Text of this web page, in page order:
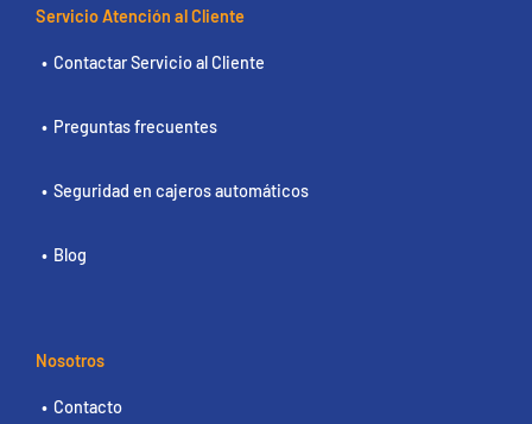
Servicio Atención al Cliente
Contactar Servicio al Cliente
Preguntas frecuentes
Seguridad en cajeros automáticos
Blog
Nosotros
Contacto